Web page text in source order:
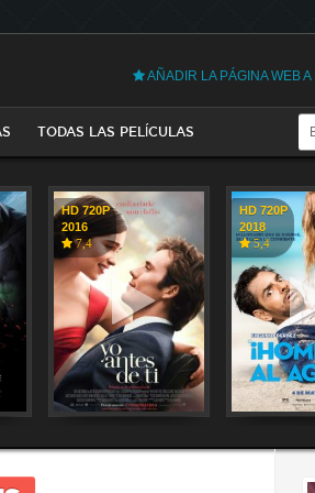
AÑADIR LA PÁGINA WEB
TODAS LAS PELÍCULAS
HD 720P
2016
7,4
HD 720P
2018
5,4